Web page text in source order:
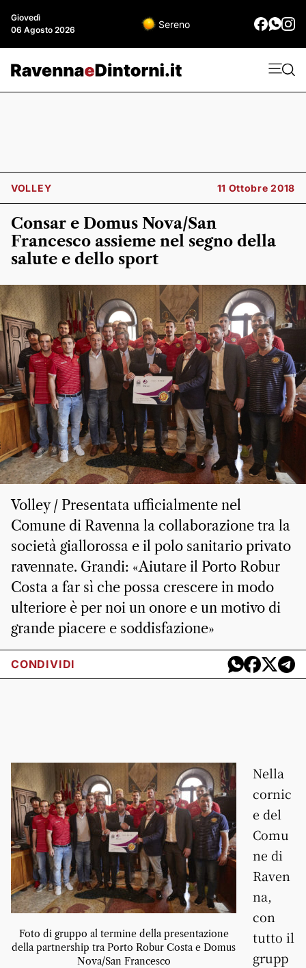
Giovedì
06 Agosto 2026
Sereno
VOLLEY 11 Ottobre 2018
Consar e Domus Nova/San
Francesco assieme nel segno della
salute e dello sport
Volley / Presentata ufficialmente nel
Comune di Ravenna la collaborazione tra la
società giallorossa e il polo sanitario privato
ravennate. Grandi: «Aiutare il Porto Robur
Costa a far sì che possa crescere in modo
ulteriore è per noi un onore e un motivo di
grande piacere e soddisfazione»
CONDIVIDI
Foto di gruppo al termine della presentazione
della partnership tra Porto Robur Costa e Domus
Nova/San Francesco
Nella
cornic
e del
Comu
ne di
Raven
na,
con
tutto il
grupp